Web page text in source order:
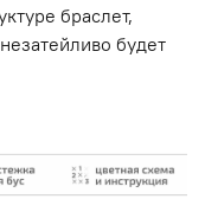
браслет,
будет